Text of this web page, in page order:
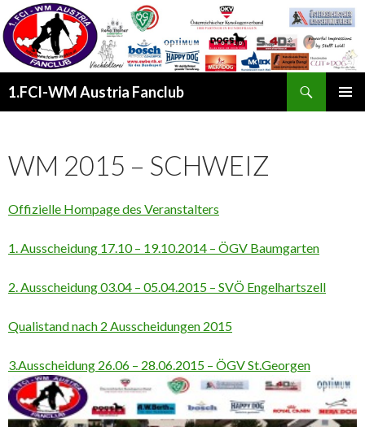
1.FCI-WM Austria Fanclub
WM 2015 – SCHWEIZ
Offizielle Hompage des Veranstalters
1. Ausscheidung 17.10 – 19.10.2014 – ÖGV Baumgarten
2. Ausscheidung 03.04 – 05.04.2015 – SVÖ Engelhartszell
Qualistand nach 2 Ausscheidungen 2015
3.Ausscheidung 26.06 – 28.06.2015 – ÖGV St.Georgen